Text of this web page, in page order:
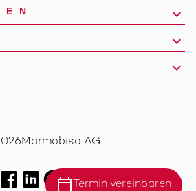
calendar_today Termin vereinbaren
Marmobisa AG